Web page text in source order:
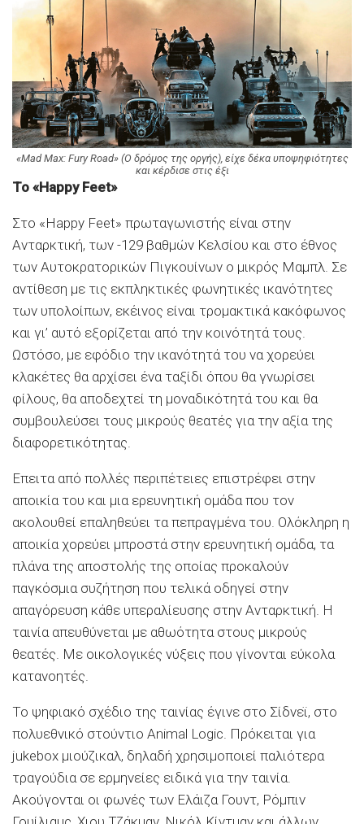
«Mad Max: Fury Road» (Ο δρόμος της οργής), είχε δέκα υποψηφιότητες
και κέρδισε στις έξι
To «Happy Feet»
Στο «Happy Feet» πρωταγωνιστής είναι στην
Ανταρκτική, των -129 βαθμών Κελσίου και στο έθνος
των Αυτοκρατορικών Πιγκουίνων ο μικρός Μαμπλ. Σε
αντίθεση με τις εκπληκτικές φωνητικές ικανότητες
των υπολοίπων, εκέινος είναι τρομακτικά κακόφωνος
και γι’ αυτό εξορίζεται από την κοινότητά τους.
Ωστόσο, με εφόδιο την ικανότητά του να χορεύει
κλακέτες θα αρχίσει ένα ταξίδι όπου θα γνωρίσει
φίλους, θα αποδεχτεί τη μοναδικότητά του και θα
συμβουλεύσει τους μικρούς θεατές για την αξία της
διαφορετικότητας.
Επειτα από πολλές περιπέτειες επιστρέφει στην
αποικία του και μια ερευνητική ομάδα που τον
ακολουθεί επαληθεύει τα πεπραγμένα του. Ολόκληρη η
αποικία χορεύει μπροστά στην ερευνητική ομάδα, τα
πλάνα της αποστολής της οποίας προκαλούν
παγκόσμια συζήτηση που τελικά οδηγεί στην
απαγόρευση κάθε υπεραλίευσης στην Ανταρκτική. Η
ταινία απευθύνεται με αθωότητα στους μικρούς
θεατές. Με οικολογικές νύξεις που γίνονται εύκολα
κατανοητές.
Το ψηφιακό σχέδιο της ταινίας έγινε στο Σίδνεϊ, στο
πολυεθνικό στούντιο Animal Logic. Πρόκειται για
jukebox μιούζικαλ, δηλαδή χρησιμοποιεί παλιότερα
τραγούδια σε ερμηνείες ειδικά για την ταινία.
Ακούγονται οι φωνές των Ελάιζα Γουντ, Ρόμπιν